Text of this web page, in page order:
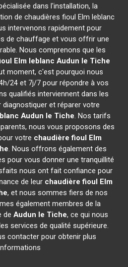
dans l'installation, la
de chaudières fioul Elm leblanc
intervenons rapidement pour
de chauffage et vous offrir une
Nous comprenons que les
Elm leblanc Audun le Tiche
moment, c'est pourquoi nous
24 et 7j/7 pour répondre à vos
qualifiés interviennent dans les
diagnostiquer et réparer votre
Audun le Tiche. Nos tarifs
nous vous proposons des
votre chaudière fioul Elm
. Nous offrons également des
pour vous donner une tranquillité
nous ont fait confiance pour
de leur chaudière fioul Elm
, et nous sommes fiers de nos
également membres de la
deAudun le Tiche, ce qui nous
services de qualité supérieure.
contacter pour obtenir plus